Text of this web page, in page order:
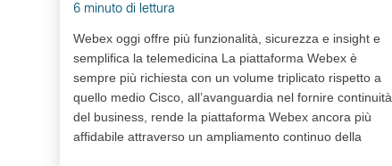
6 minuto di lettura
Webex oggi offre più funzionalità, sicurezza e insight e
semplifica la telemedicina La piattaforma Webex è
sempre più richiesta con un volume triplicato rispetto a
quello medio Cisco, all’avanguardia nel fornire continuità
del business, rende la piattaforma Webex ancora più
affidabile attraverso un ampliamento continuo della